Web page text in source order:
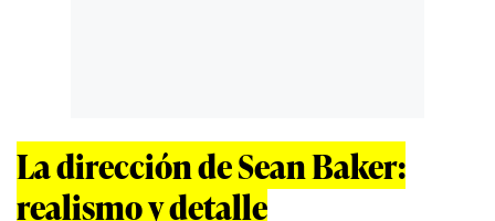
La dirección de Sean Baker:
realismo y detalle